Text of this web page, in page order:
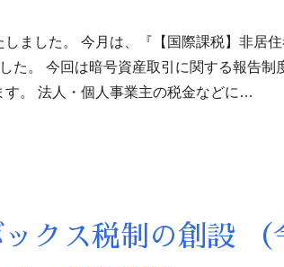
ました。 今月は、『【国際課税】非居
。 今回は暗号資産取引に関する報告
。 法人・個人事業主の税金などに…
クス税制の創設